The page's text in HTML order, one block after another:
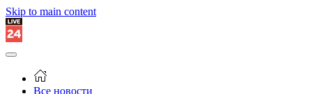
Skip to main content
Все новости